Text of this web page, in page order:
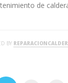
de
BY